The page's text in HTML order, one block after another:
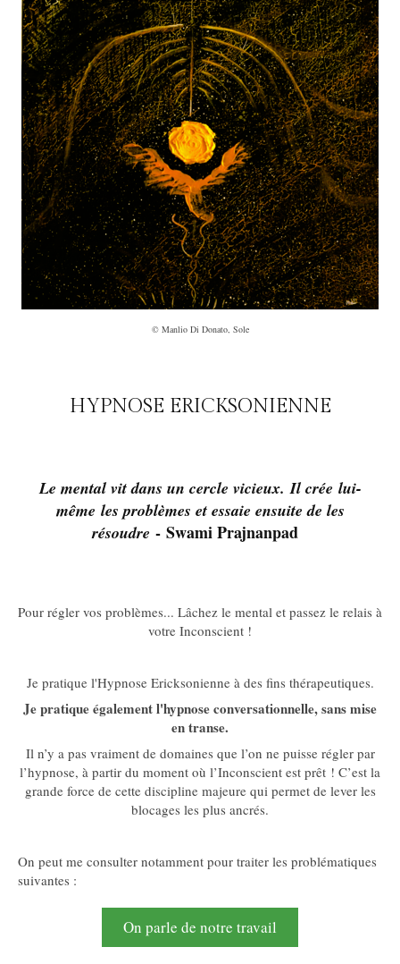
© Manlio Di Donato, Sole
HYPNOSE ERICKSONIENNE
Le mental vit dans un cercle vicieux. Il crée lui-
même les problèmes et essaie ensuite de les
résoudre - Swami Prajnanpad
Pour régler vos problèmes... Lâchez le mental et passez le relais à
votre Inconscient !
Je pratique l'Hypnose Ericksonienne à des fins thérapeutiques.
Je pratique également l'hypnose conversationnelle, sans mise
en transe.
Il n’y a pas vraiment de domaines que l’on ne puisse régler par
l’hypnose, à partir du moment où l’Inconscient est prêt ! C’est la
grande force de cette discipline majeure qui permet de lever les
blocages les plus ancrés.
On peut me consulter notamment pour traiter les problématiques
suivantes :
On parle de notre travail